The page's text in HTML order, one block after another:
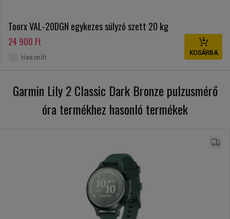
Toorx VAL-20DGN egykezes súlyzó szett 20 kg
24 900 Ft
KOSÁRBA
Hasonlít
Garmin Lily 2 Classic Dark Bronze pulzusmérő
óra termékhez hasonló termékek